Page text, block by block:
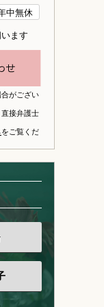
中無休
ます
がござい
直接弁護士
をご覧くだ